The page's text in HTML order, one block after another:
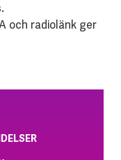
och radiolänk ger